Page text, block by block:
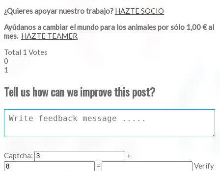
¿Quieres apoyar nuestro trabajo? HAZTE SOCIO
Ayúdanos a cambiar el mundo para los animales por sólo 1,00 € al
mes. HAZTE TEAMER
Total 1 Votes
0
1
Tell us how can we improve this post?
Captcha:
+
=
Verify